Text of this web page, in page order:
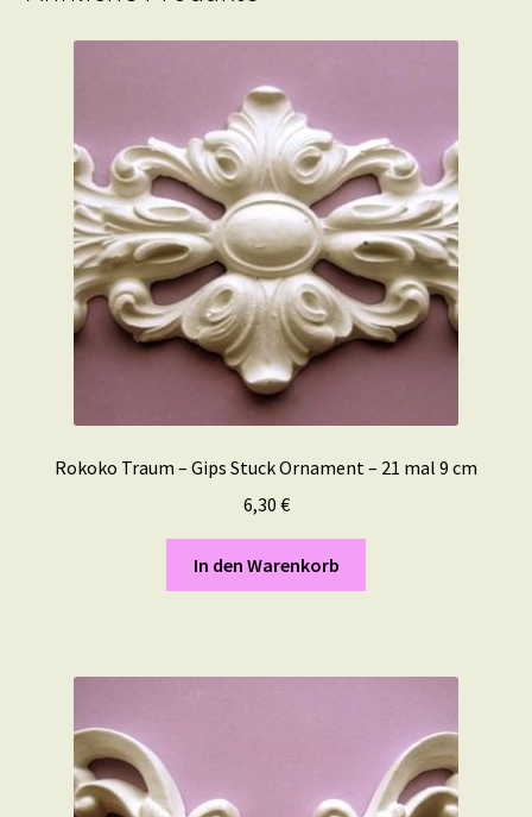
Rokoko Traum – Gips Stuck Ornament – 21 mal 9 cm
6,30 €
In den Warenkorb